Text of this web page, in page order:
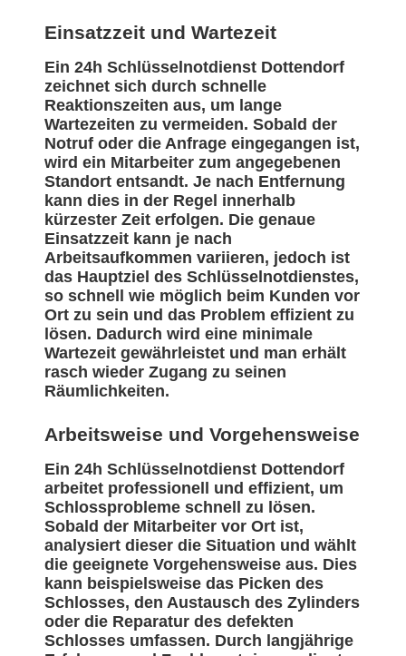
Einsatzzeit und Wartezeit
Ein 24h Schlüsselnotdienst Dottendorf
zeichnet sich durch schnelle
Reaktionszeiten aus, um lange
Wartezeiten zu vermeiden. Sobald der
Notruf oder die Anfrage eingegangen ist,
wird ein Mitarbeiter zum angegebenen
Standort entsandt. Je nach Entfernung
kann dies in der Regel innerhalb
kürzester Zeit erfolgen. Die genaue
Einsatzzeit kann je nach
Arbeitsaufkommen variieren, jedoch ist
das Hauptziel des Schlüsselnotdienstes,
so schnell wie möglich beim Kunden vor
Ort zu sein und das Problem effizient zu
lösen. Dadurch wird eine minimale
Wartezeit gewährleistet und man erhält
rasch wieder Zugang zu seinen
Räumlichkeiten.
Arbeitsweise und Vorgehensweise
Ein 24h Schlüsselnotdienst Dottendorf
arbeitet professionell und effizient, um
Schlossprobleme schnell zu lösen.
Sobald der Mitarbeiter vor Ort ist,
analysiert dieser die Situation und wählt
die geeignete Vorgehensweise aus. Dies
kann beispielsweise das Picken des
Schlosses, den Austausch des Zylinders
oder die Reparatur des defekten
Schlosses umfassen. Durch langjährige